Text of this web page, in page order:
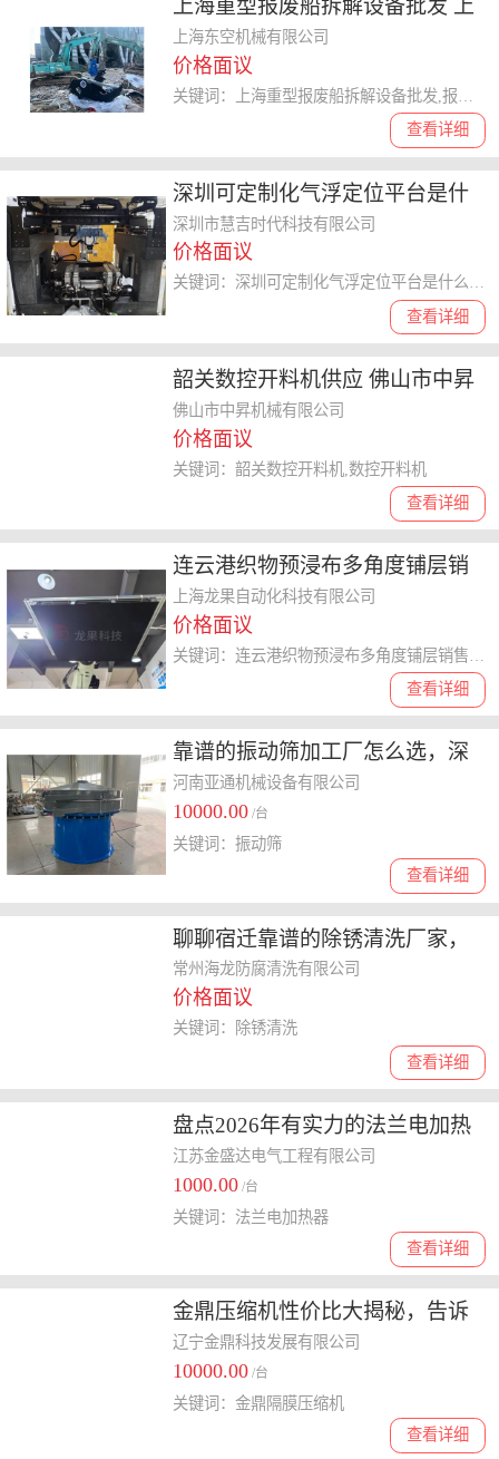
上海重型报废船拆解设备批发 上
海东空机械供应
上海东空机械有限公司
价格面议
查看详细
关键词：上海重型报废船拆解设备批发,报废船拆解
深圳可定制化气浮定位平台是什
么 诚信服务 深圳市慧吉时代科技
供应
深圳市慧吉时代科技有限公司
价格面议
查看详细
关键词：深圳可定制化气浮定位平台是什么,气浮定位平台
韶关数控开料机供应 佛山市中昇
机械供应
佛山市中昇机械有限公司
价格面议
查看详细
关键词：韶关数控开料机,数控开料机
连云港织物预浸布多角度铺层销
售 诚信经营 上海龙果自动化科技
供应
上海龙果自动化科技有限公司
价格面议
查看详细
靠谱的振动筛加工厂怎么选，深
度剖析性价比之选
河南亚通机械设备有限公司
10000.00 /台
查看详细
关键词：振动筛
聊聊宿迁靠谱的除锈清洗厂家，
哪家性价比高值得托付
常州海龙防腐清洗有限公司
价格面议
查看详细
关键词：除锈清洗
盘点2026年有实力的法兰电加热
器供应商，哪家性价比高
江苏金盛达电气工程有限公司
1000.00 /台
查看详细
关键词：法兰电加热器
金鼎压缩机性价比大揭秘，告诉
你哪家口碑更好
辽宁金鼎科技发展有限公司
10000.00 /台
查看详细
关键词：金鼎隔膜压缩机